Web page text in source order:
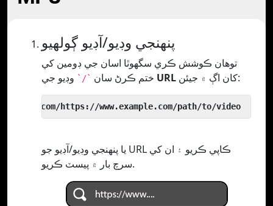
پنھنجي وڊيو/آڊيو ڳولھيو
توھان ڪوشش ڪري سگھوٿا اسان جي ڊومين کي
ختم ڪرڻ سان `/` URL کان اڳ ۾ جيئن:
يا پنھنجي وڊيو/آڊيو جو URL ڪاپي ڪريو ۽ ان کي
سرچ بار ۾ پيسٽ ڪريو.